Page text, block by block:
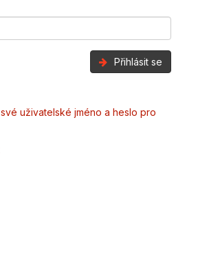
Přihlásit se
uživatelské jméno a heslo pro